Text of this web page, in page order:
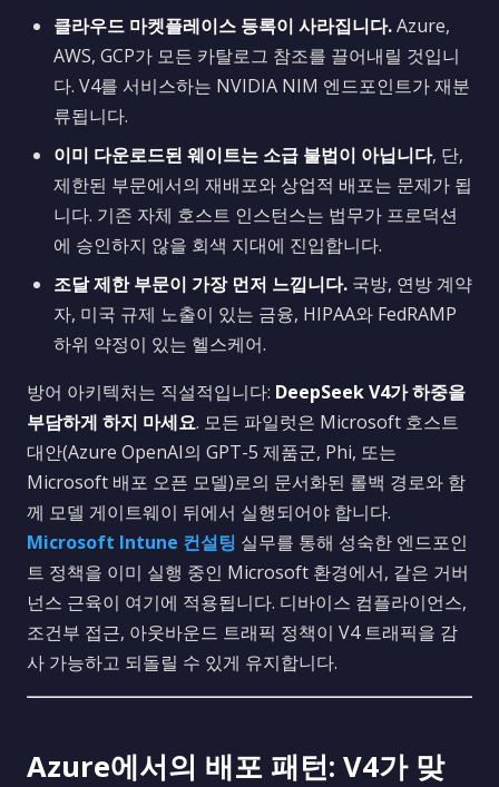
클라우드 마켓플레이스 등록이 사라집니다.Azure,
AWS, GCP가 모든 카탈로그 참조를 끌어내릴 것입니
다. V4를 서비스하는 NVIDIA NIM 엔드포인트가 재분
류됩니다.
이미 다운로드된 웨이트는 소급 불법이 아닙니다, 단,
제한된 부문에서의 재배포와 상업적 배포는 문제가 됩
니다. 기존 자체 호스트 인스턴스는 법무가 프로덕션
에 승인하지 않을 회색 지대에 진입합니다.
조달 제한 부문이 가장 먼저 느낍니다. 국방, 연방 계약
자, 미국 규제 노출이 있는 금융, HIPAA와 FedRAMP
하위 약정이 있는 헬스케어.
방어 아키텍처는 직설적입니다: DeepSeek V4가 하중을
부담하게 하지 마세요. 모든 파일럿은 Microsoft 호스트
대안(Azure OpenAI의 GPT-5 제품군, Phi, 또는
Microsoft 배포 오픈 모델)로의 문서화된 롤백 경로와 함
께 모델 게이트웨이 뒤에서 실행되어야 합니다.
Microsoft Intune 컨설팅 실무를 통해 성숙한 엔드포인
트 정책을 이미 실행 중인 Microsoft 환경에서, 같은 거버
넌스 근육이 여기에 적용됩니다. 디바이스 컴플라이언스,
조건부 접근, 아웃바운드 트래픽 정책이 V4 트래픽을 감
사 가능하고 되돌릴 수 있게 유지합니다.
Azure에서의 배포 패턴: V4가 맞